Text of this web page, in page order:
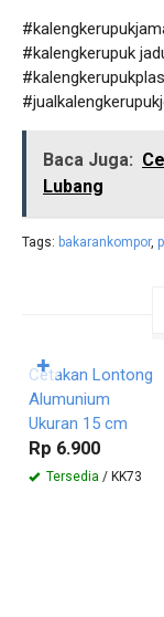
#kalengkerupuk
Baca Juga:
Lubang
Tags: bakarankompor,
Cetakan Lontong
Alumunium
Ukuran 15 cm
Rp 6.900
Tersedia / KK73
✚